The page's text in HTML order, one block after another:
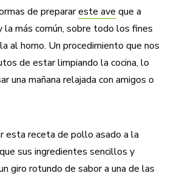
de preparareste ave que a
la más común, sobre todo los fines
al horno. Un procedimiento que nos
de estar limpiando la cocina, lo
una mañana relajada con amigos o
esta receta de pollo asado a la
sus ingredientes sencillos y
giro rotundo de sabor a una de las